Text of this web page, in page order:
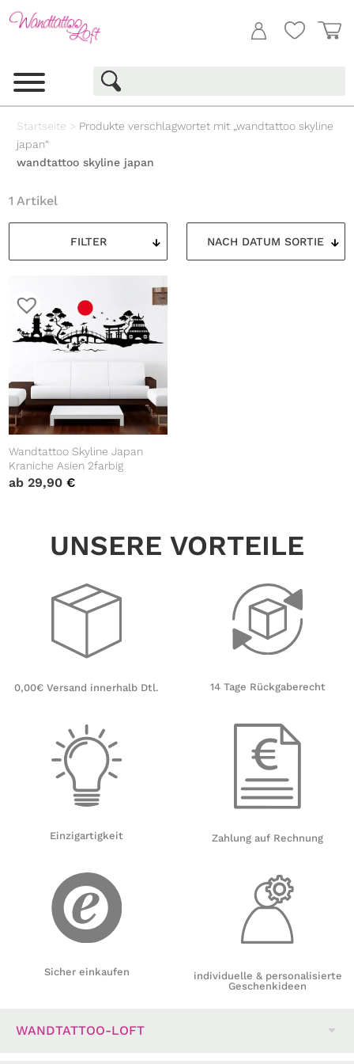
Startseite > Produkte verschlagwortet mit „wandtattoo skyline
japan“
wandtattoo skyline japan
FILTER
1 Artikel
Wandtattoo Skyline Japan
Kraniche Asien 2farbig
ab29,90€
UNSERE VORTEILE
0,00€ Versand innerhalb Dtl.
Einzigartigkeit
Sicher einkaufen
14 Tage Rückgaberecht
Zahlung auf Rechnung
individuelle & personalisierte
Geschenkideen
WANDTATTOO-LOFT